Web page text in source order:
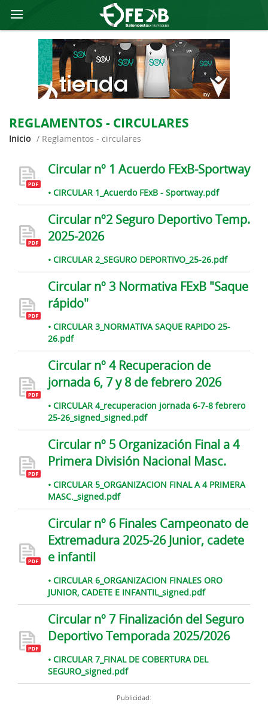
REGLAMENTOS - CIRCULARES
Inicio / reglamentos - circulares
Circular nº 1 Acuerdo FExB-Sportway
• CIRCULAR 1_Acuerdo FExB - Sportway.pdf
Circular nº2 Seguro Deportivo Temp.
2025-2026
• CIRCULAR 2_SEGURO DEPORTIVO_25-26.pdf
Circular nº 3 Normativa FExB "Saque
rápido"
• CIRCULAR 3_NORMATIVA SAQUE RAPIDO 25-
26.pdf
Circular nº 4 Recuperacion de
jornada 6, 7 y 8 de febrero 2026
• CIRCULAR 4_recuperacion jornada 6-7-8 febrero
25-26_signed_signed.pdf
Circular nº 5 Organización Final a 4
Primera División Nacional Masc.
• CIRCULAR 5_ORGANIZACION FINAL A 4 PRIMERA
MASC._signed.pdf
Circular nº 6 Finales Campeonato de
Extremadura 2025-26 Junior, cadete
e infantil
• CIRCULAR 6_ORGANIZACION FINALES ORO
JUNIOR, CADETE E INFANTIL_signed.pdf
Circular nº 7 Finalización del Seguro
Deportivo Temporada 2025/2026
• CIRCULAR 7_FINAL DE COBERTURA DEL
SEGURO_signed.pdf
Publicidad: